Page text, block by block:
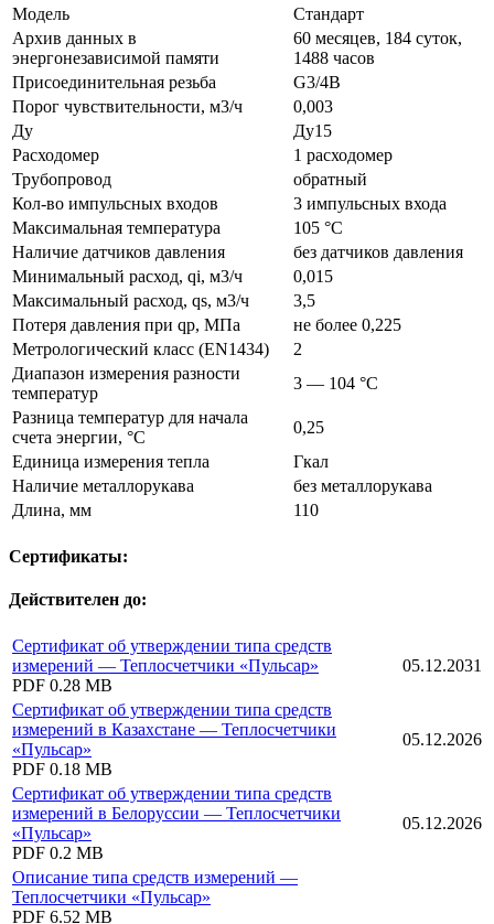
Модель
Стандарт
Архив данных в
энергонезависимой памяти
60 месяцев, 184 суток,
1488 часов
Присоединительная резьба
G3/4B
Порог чувствительности, м3/ч
0,003
Ду
Ду15
Расходомер
1 расходомер
Трубопровод
обратный
Кол-во импульсных входов
3 импульсных входа
Максимальная температура
105 °C
Наличие датчиков давления
без датчиков давления
Минимальный расход, qi, м3/ч
0,015
Максимальный расход, qs, м3/ч
3,5
Потеря давления при qp, МПа
не более 0,225
Метрологический класс (EN1434)
2
Диапазон измерения разности
температур
3 — 104 °C
Разница температур для начала
счета энергии, °C
0,25
Единица измерения тепла
Гкал
Наличие металлорукава
без металлорукава
Длина, мм
110
Сертификаты:
Действителен до:
Сертификат об утверждении типа средств
измерений — Теплосчетчики «Пульсар»
PDF 0.28 MB
05.12.2031
Сертификат об утверждении типа средств
измерений в Казахстане — Теплосчетчики
«Пульсар»
PDF 0.18 MB
05.12.2026
Сертификат об утверждении типа средств
измерений в Белоруссии — Теплосчетчики
«Пульсар»
PDF 0.2 MB
05.12.2026
Описание типа средств измерений —
Теплосчетчики «Пульсар»
PDF 6.52 MB